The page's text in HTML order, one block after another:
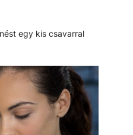
egy kis csavarral